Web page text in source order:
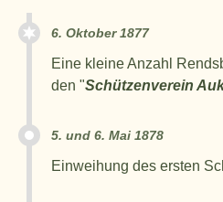
6. Oktober 1877
Eine kleine Anzahl
den "Schützenverein
5. und 6. Mai 1878
Einweihung des ersten